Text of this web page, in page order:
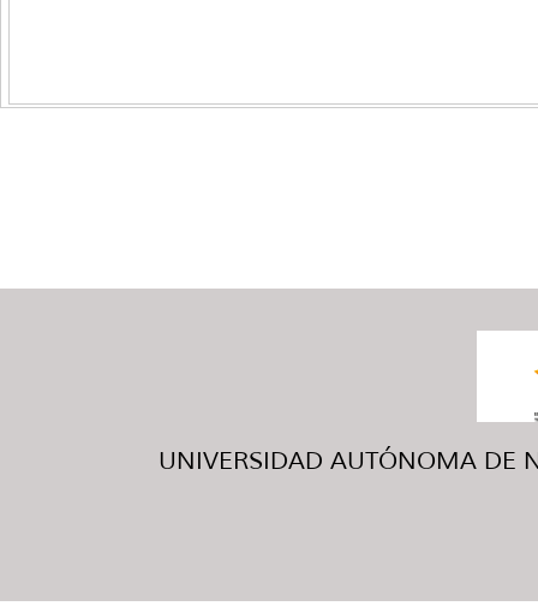
UNIVERSIDAD AUTÓNOMA DE